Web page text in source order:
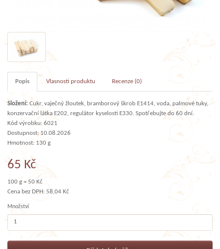
Popis Vlasnosti produktu Recenze (0)
Složení: Cukr, vaječný žloutek, bramborový škrob E1414, voda, palmové tuky,
konzervační látka E202, regulátor kyselosti E330. Spotřebujte do 60 dní.
Kód výrobku: 6021
Dostupnost: 10.08.2026
Hmotnost: 130 g
65 Kč
100 g = 50 Kč
Cena bez DPH: 58,04 Kč
Množství